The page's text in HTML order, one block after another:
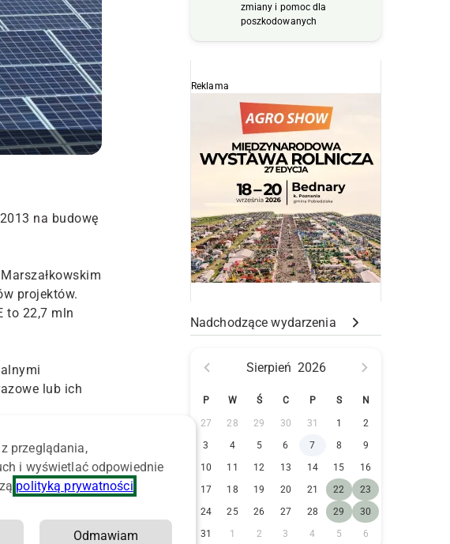
na budowę
projektów.
to 22,7 mln
lub ich
dwie
projekty z
dyrektor
zmiany i pomoc dla
poszkodowanych
Reklama
Nadchodzące wydarzenia
Sierpień 2026
P W Ś C P S N
27 28 29 30 31 1
2
3
4 5 6 7 8
9
10
11 12 13 14 15
16
17
18 19 20 21 22
23
24
25 26 27 28 29
30
31
1 2 3 4 5 6
przeglądania,
i wyświetlać odpowiednie
polityką prywatności
Odmawiam